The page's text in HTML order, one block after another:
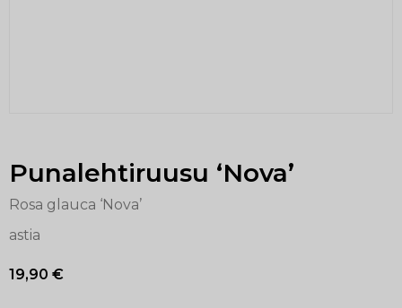
Punalehtiruusu ‘Nova’
Rosa glauca ‘Nova’
astia
19,90 €